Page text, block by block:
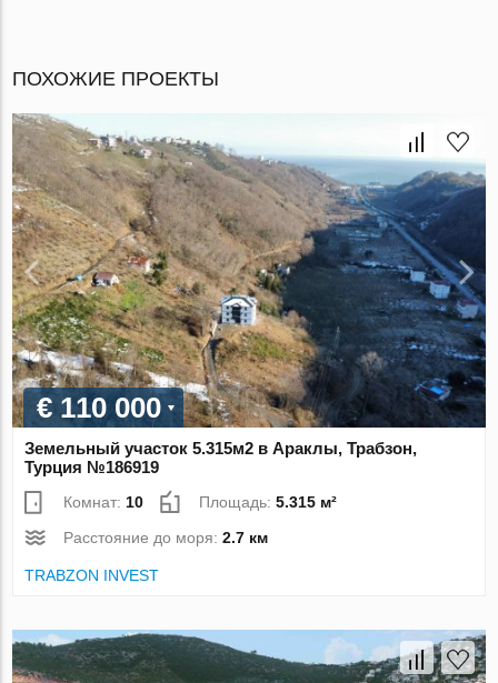
ПОХОЖИЕ ПРОЕКТЫ
€ 110 000
Земельный участок 5.315м2 в Араклы, Трабзон,
Турция №186919
Комнат:10 Площадь:5.315 м²
Расстояние до моря:2.7 км
TRABZON INVEST